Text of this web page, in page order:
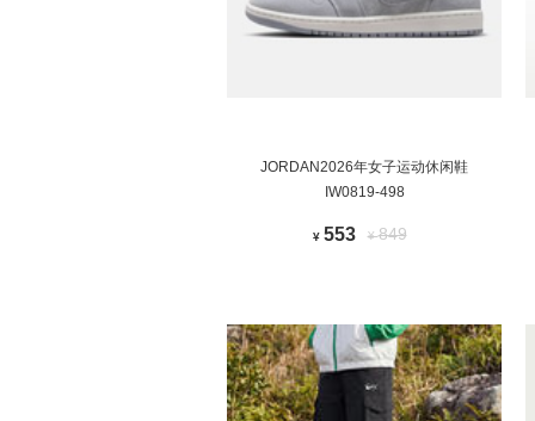
JORDAN2026年女子运动休闲鞋
IW0819-498
¥ 553 ¥849